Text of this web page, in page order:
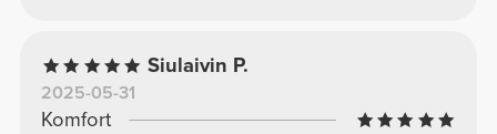
Siulaivin P.
2025-05-31
Komfort